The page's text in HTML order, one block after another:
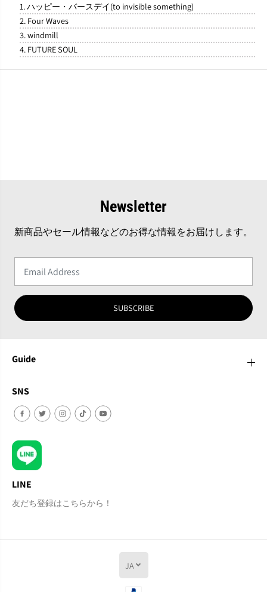
1. ハッピー・バースデイ(to invisible something)
2. Four Waves
3. windmill
4. FUTURE SOUL
Newsletter
新商品やセール情報などのお得な情報をお届けします。
SUBSCRIBE
Guide
SNS
LINE
友だち登録はこちらから！
JA